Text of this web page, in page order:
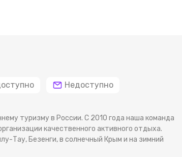
Недоступно
туризму в России. С 2010 года наша команда
качественного активного отдыха.
Тау, Безенги, в солнечный Крым и на зимний